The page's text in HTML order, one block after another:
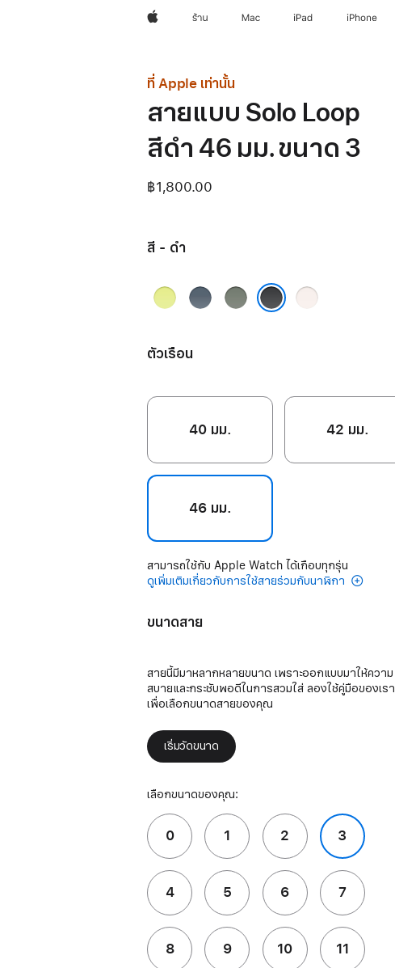
Appleร้าน Mac iPad iPhone
ที่ Apple เท่านั้น
สายแบบ Solo Loop
สีดำ 46 มม. ขนาด 3
฿1,800.00
สี - ดำ
เหลือง
นีออน
น้ำ
เงิน
อร์บลู
เทา
เขียว
ชม
ตัวเรือน
40 มม. 42 มม.
46 มม.
สามารถใช้กับ Apple Watch ได้เกือบทุกรุ่น
ดูเพิ่มเติมเกี่ยวกับการใช้สายร่วมกับนาฬิกา
ขนาดสาย
สายนี้มีมาหลากหลายขนาด เพราะออกแบบมาให้ความ
สบายและกระชับพอดีในการสวมใส่ ลองใช้คู่มือของเรา
เพื่อเลือกขนาดสายของคุณ
เริ่มวัดขนาด
เลือกขนาดของคุณ:
0 1 2 3
4 5 6 7
8 9 10 11